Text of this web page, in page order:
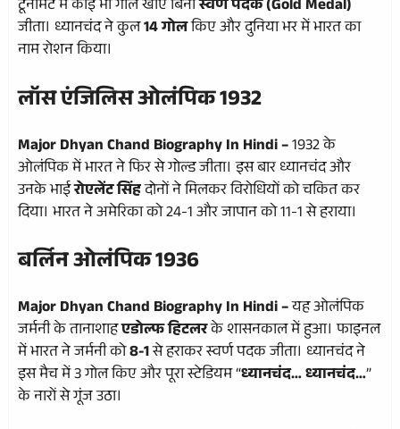
टूर्नामेंट में कोई भी गोल खाए बिनास्वर्ण पदक (Gold Medal)
जीता। ध्यानचंद ने कुल14 गोलकिए और दुनिया भर में भारत का
नाम रोशन किया।
लॉस एंजिलिस ओलंपिक 1932
Major Dhyan Chand Biography In Hindi –1932 के
ओलंपिक में भारत ने फिर से गोल्ड जीता। इस बार ध्यानचंद और
उनके भाईरोएलेंट सिंहदोनों ने मिलकर विरोधियों को चकित कर
दिया। भारत ने अमेरिका को 24-1 और जापान को 11-1 से हराया।
बर्लिन ओलंपिक 1936
Major Dhyan Chand Biography In Hindi –यह ओलंपिक
जर्मनी के तानाशाहएडोल्फ हिटलरके शासनकाल में हुआ। फाइनल
में भारत ने जर्मनी को8-1से हराकर स्वर्ण पदक जीता। ध्यानचंद ने
इस मैच में 3 गोल किए और पूरा स्टेडियम “ध्यानचंद… ध्यानचंद…”
के नारों से गूंज उठा।